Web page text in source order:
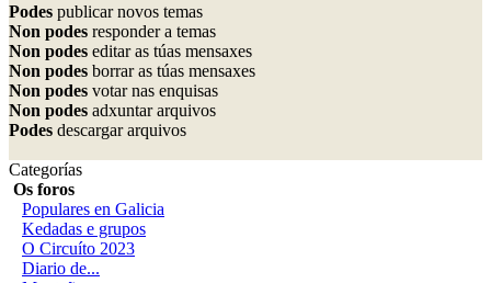
Podes publicar novos temas
Non podes responder a temas
Non podes editar as túas mensaxes
Non podes borrar as túas mensaxes
Non podes votar nas enquisas
Non podes adxuntar arquivos
Podes descargar arquivos
Categorías
Os foros
Populares en Galicia
Kedadas e grupos
O Circuíto 2023
Diario de...